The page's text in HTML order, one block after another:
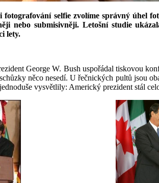
selfie zvolíme správný úhel
nebo submisivněji. Letošní studie
lety.
George W. Bush uspořádal tiskovou
něco nesedí. U řečnických pultů jsou
vysvětlily: Americký prezident stál